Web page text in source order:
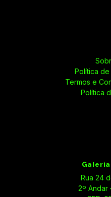
Política
Termos e
Política
Rua 24
2º